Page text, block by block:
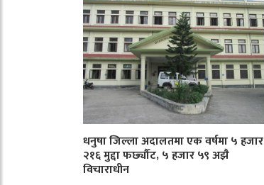
धनुषा जिल्ला अदालतमा एक वर्षमा ५ हजार
२१६ मुद्दा फर्छ्यौट, ५ हजार ५९ अझै
विचाराधीन